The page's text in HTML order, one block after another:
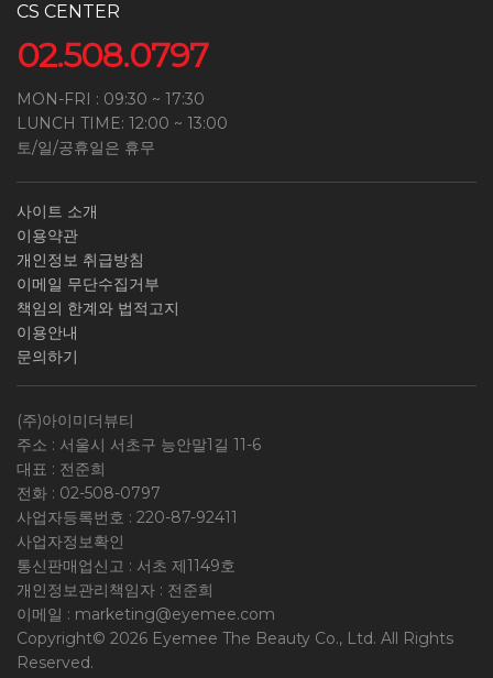
CS CENTER
02.508.0797
MON-FRI : 09:30 ~ 17:30
LUNCH TIME: 12:00 ~ 13:00
토/일/공휴일은 휴무
사이트 소개
이용약관
개인정보 취급방침
이메일 무단수집거부
책임의 한계와 법적고지
이용안내
문의하기
(주)아이미더뷰티
주소 : 서울시 서초구 능안말1길 11-6
대표 : 전준희
전화 : 02-508-0797
사업자등록번호 : 220-87-92411
사업자정보확인
통신판매업신고 : 서초 제1149호
개인정보관리책임자 : 전준희
이메일 : marketing@eyemee.com
Copyright© 2026 Eyemee The Beauty Co., Ltd. All Rights
Reserved.